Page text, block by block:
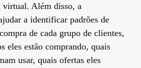
virtual. Além disso, a
a identificar padrões de
de cada grupo de clientes,
eles estão comprando, quais
usar, quais ofertas eles